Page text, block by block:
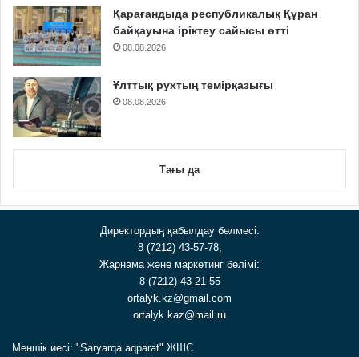
Қарағандыда республикалық Құран
байқауына іріктеу сайысы өтті
08.08.2026
Ұлттық рухтың темірқазығы
08.08.2026
Тағы да
Директордың қабылдау бөлмесі:
8 (7212) 43-57-78,
Жарнама және маркетинг бөлімі:
8 (7212) 43-21-55
ortalyk.kz@gmail.com
ortalyk.kaz@mail.ru
Меншік иесі: "Saryarqa aqparat" ЖШС